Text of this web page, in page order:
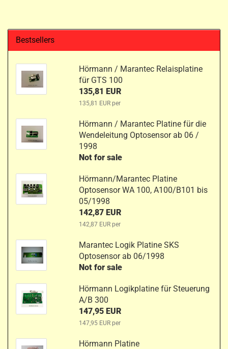
Bestsellers
Hörmann / Marantec Relaisplatine
für GTS 100
135,81 EUR
135,81 EUR per
Hörmann / Marantec Platine für die
Wendeleitung Optosensor ab 06 /
1998
Not for sale
Hörmann/Marantec Platine
Optosensor WA 100, A100/B101 bis
05/1998
142,87 EUR
142,87 EUR per
Marantec Logik Platine SKS
Optosensor ab 06/1998
Not for sale
Hörmann Logikplatine für Steuerung
A/B 300
147,95 EUR
147,95 EUR per
Hörmann Platine